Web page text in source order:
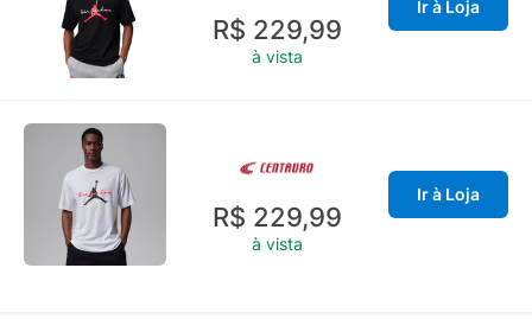
R$ 229,99
à vista
Ir à Loja
R$ 229,99
à vista
Ir à Loja